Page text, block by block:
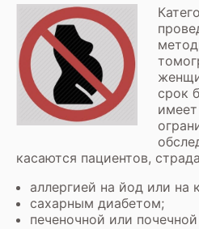
срок
касаются пациентов,
аллергией на йод или на
сахарным диабетом;
печеночной или